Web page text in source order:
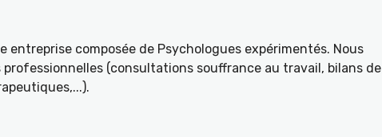
composée de Psychologues expérimentés. Nous
(consultations souffrance au travail, bilans de